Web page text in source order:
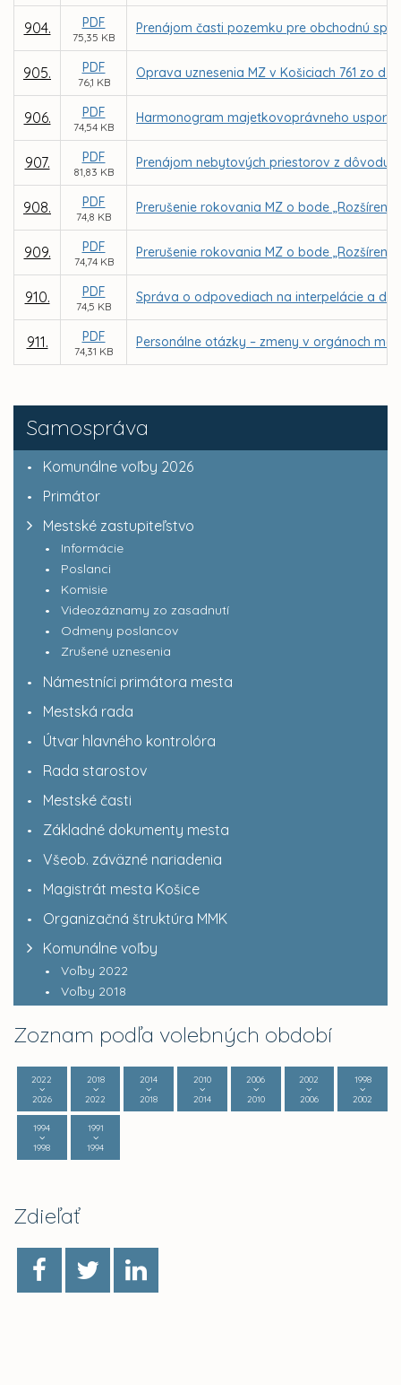
Samospráva
Komunálne voľby 2026
Primátor
Mestské zastupiteľstvo
Informácie
Poslanci
Komisie
Videozáznamy zo zasadnutí
Odmeny poslancov
Zrušené uznesenia
Námestníci primátora mesta
Mestská rada
Útvar hlavného kontrolóra
Rada starostov
Mestské časti
Základné dokumenty mesta
Všeob. záväzné nariadenia
Magistrát mesta Košice
Organizačná štruktúra MMK
Komunálne voľby
Voľby 2022
Voľby 2018
Zoznam podľa volebných období
2022
2026
2018
2022
2014
2018
2010
2014
2006
2010
2002
2006
1998
2002
1994
1998
1991
1994
Zdieľať
904. PDF
75,35 KB
Prenájom časti pozemku pre obchodnú
905. PDF
76,1 KB
Oprava uznesenia MZ v Košiciach 761 zo
906. PDF
74,54 KB
Harmonogram majetkovoprávneho
907. PDF
81,83 KB
Prenájom nebytových priestorov z dôvodu
908. PDF
74,8 KB
Prerušenie rokovania MZ o bode
909. PDF
74,74 KB
Prerušenie rokovania MZ o bode
910. PDF
74,5 KB
Správa o odpovediach na interpelácie a
911. PDF
74,31 KB
Personálne otázky – zmeny v orgánoch